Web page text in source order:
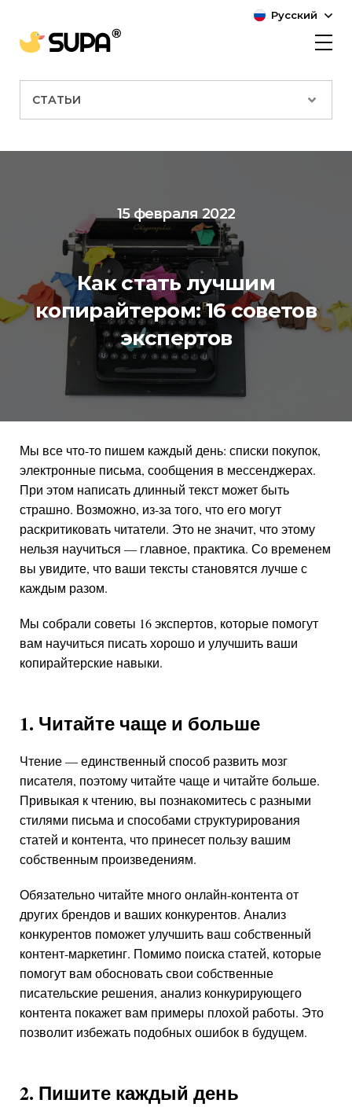
Русский
СТАТЬИ
15 февраля 2022
Как стать лучшим
копирайтером: 16 советов
экспертов
Мы все что-то пишем каждый день: списки покупок,
электронные письма, сообщения в мессенджерах.
При этом написать длинный текст может быть
страшно. Возможно, из-за того, что его могут
раскритиковать читатели. Это не значит, что этому
нельзя научиться — главное, практика. Со временем
вы увидите, что ваши тексты становятся лучше с
каждым разом.
Мы собрали советы 16 экспертов, которые помогут
вам научиться писать хорошо и улучшить ваши
копирайтерские навыки.
1. Читайте чаще и больше
Чтение — единственный способ развить мозг
писателя, поэтому читайте чаще и читайте больше.
Привыкая к чтению, вы познакомитесь с разными
стилями письма и способами структурирования
статей и контента, что принесет пользу вашим
собственным произведениям.
Обязательно читайте много онлайн-контента от
других брендов и ваших конкурентов. Анализ
конкурентов поможет улучшить ваш собственный
контент-маркетинг. Помимо поиска статей, которые
помогут вам обосновать свои собственные
писательские решения, анализ конкурирующего
контента покажет вам примеры плохой работы. Это
позволит избежать подобных ошибок в будущем.
2. Пишите каждый день